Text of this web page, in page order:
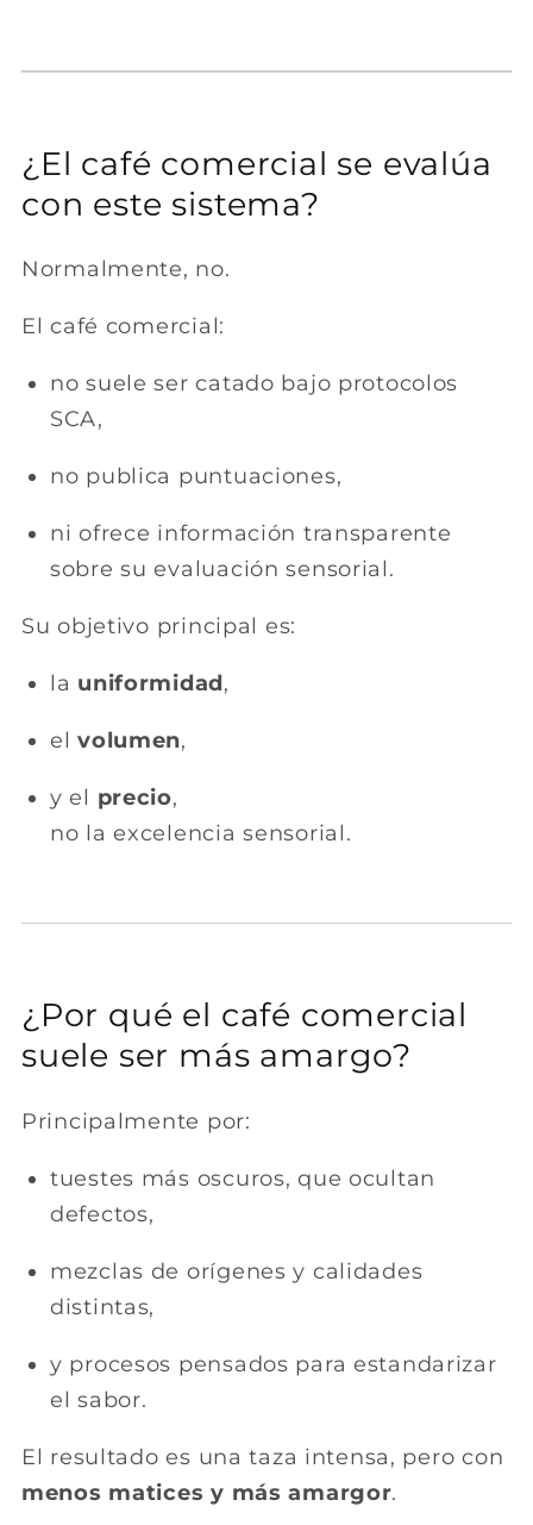
¿El café comercial se evalúa
con este sistema?
Normalmente, no.
El café comercial:
no suele ser catado bajo protocolos
SCA,
no publica puntuaciones,
ni ofrece información transparente
sobre su evaluación sensorial.
Su objetivo principal es:
la uniformidad,
elvolumen,
y el precio,
no la excelencia sensorial.
¿Por qué el café comercial
suele ser más amargo?
Principalmente por:
tuestes más oscuros, que ocultan
defectos,
mezclas de orígenes y calidades
distintas,
y procesos pensados para estandarizar
el sabor.
El resultado es una taza intensa, pero con
menos matices y más amargor.